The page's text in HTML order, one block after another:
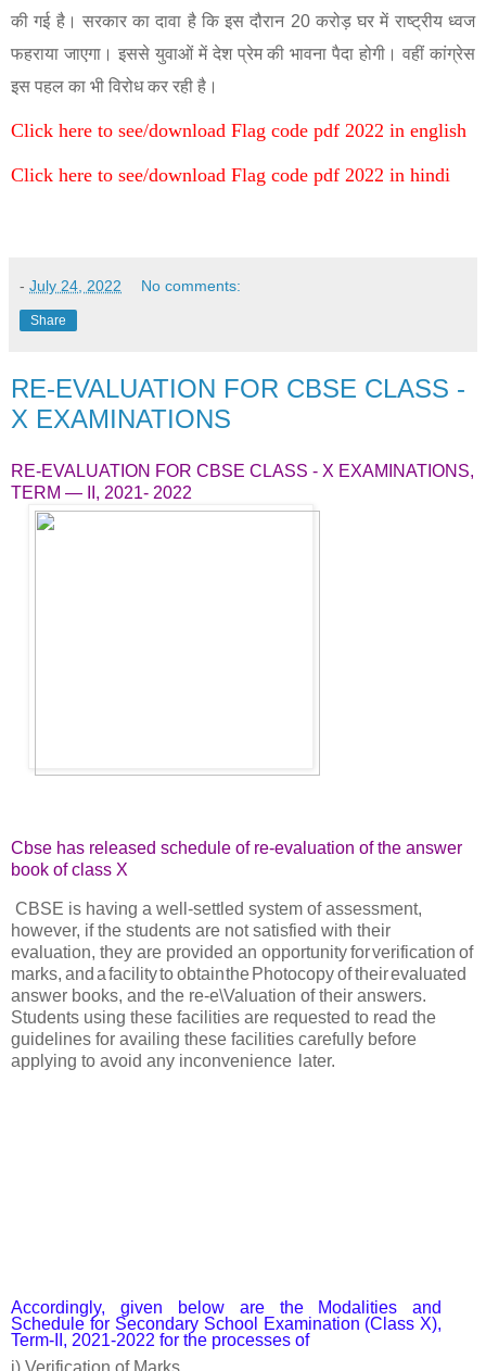
की गई है। सरकार का दावा है कि इस दौरान 20 करोड़ घर में राष्ट्रीय ध्वज
फहराया जाएगा। इससे युवाओं में देश प्रेम की भावना पैदा होगी। वहीं कांग्रेस
इस पहल का भी विरोध कर रही है।
Click here to see/download Flag code pdf 2022 in english
Click here to see/download Flag code pdf 2022 in hindi
- July 24, 2022 No comments:
Share
RE-EVALUATION FOR CBSE CLASS -
X EXAMINATIONS
RE-EVALUATION FOR CBSE CLASS - X EXAMINATIONS,
TERM — II, 2021- 2022
Cbse has released schedule of re-evaluation of the answer
book of class X
CBSE is having a well-settled system of assessment,
however, if the students are not satisfied with their
evaluation, they are provided an opportunityforverification of
marks, and afacilitytoobtainthe Photocopyoftheirevaluated
answer books, and the re-e\Valuation of their answers.
Students using these facilities are requested to read the
guidelines for availing these facilities carefully before
applying to avoid any inconvenience later.
Accordingly, given below are the Modalities and
Schedule for Secondary School Examination (Class X),
Term-II, 2021-2022 for the processes of